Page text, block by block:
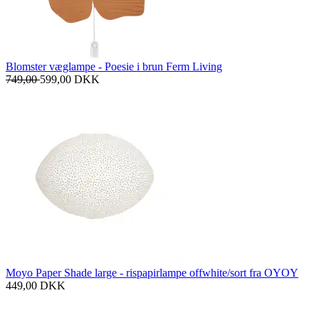
Blomster væglampe - Poesie i brun Ferm Living
749,00599,00 DKK
Moyo Paper Shade large - rispapirlampe offwhite/sort fra OYOY
449,00 DKK